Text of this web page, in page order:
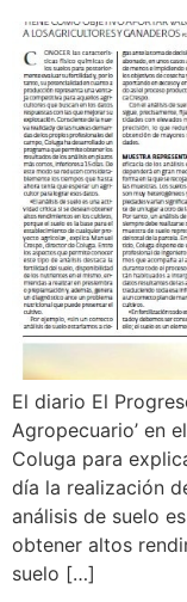
El diario El
Agropecuario’ en
Coluga para
día la realización
análisis de suelo
obtener altos
suelo […]